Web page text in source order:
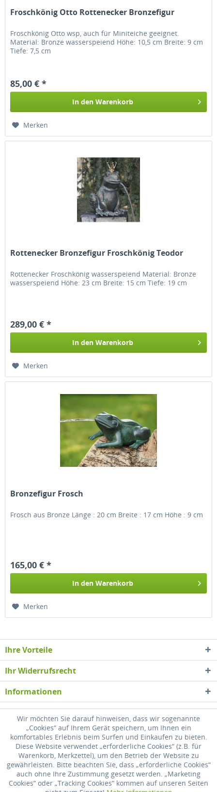
Froschkönig Otto Rottenecker Bronzefigur
Froschkönig Otto wsp, auch für Miniteiche geeignet.
Material: Bronze wasserspeiend Höhe: 10,5 cm Breite: 9 cm
Tiefe: 7,5 cm
85,00 € *
In den Warenkorb
Merken
Rottenecker Bronzefigur Froschkönig Teodor
Rottenecker Froschkönig wasserspeiend Material: Bronze
wasserspeiend Höhe: 23 cm Breite: 15 cm Tiefe: 19 cm
289,00 € *
In den Warenkorb
Merken
Bronzefigur Frosch
Frosch aus Bronze Länge : 20 cm Breite : 17 cm Höhe : 9 cm
165,00 € *
In den Warenkorb
Merken
Ihre Vorteile
Ihr Widerrufsrecht
Informationen
Newsletter
* Alle Preise inkl. gesetzl. Mehrwertsteuer zzgl.Versandkosten, wenn nicht
anders beschrieben
Widerrufsrecht Versandkosten Datenschutz
Zahlung
AGB
Impressum
Wir möchten Sie darauf hinweisen, dass wir sogenannte
„Cookies“ auf Ihrem Gerät speichern, um Ihnen ein
komfortables Erlebnis beim Surfen und Einkaufen zu bieten.
Diese Website verwendet „erforderliche Cookies“ (z.B. für
Warenkorb, Merkzettel), um den Betrieb der Website zu
gewährleisten. Bitte beachten Sie, dass „erforderliche Cookies“
auch ohne Ihre Zustimmung gesetzt werden. „Marketing
Cookies“ oder „Tracking Cookies“ kommen auf unseren Seiten